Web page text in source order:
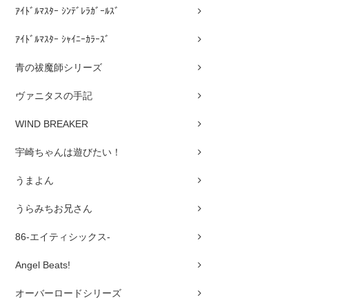
ｱｲﾄﾞﾙﾏｽﾀｰ ｼﾝﾃﾞﾚﾗｶﾞｰﾙｽﾞ
ｱｲﾄﾞﾙﾏｽﾀｰ ｼｬｲﾆｰｶﾗｰｽﾞ
青の祓魔師シリーズ
ヴァニタスの手記
WIND BREAKER
宇崎ちゃんは遊びたい！
うまよん
うらみちお兄さん
86-エイティシックス-
Angel Beats!
オーバーロードシリーズ